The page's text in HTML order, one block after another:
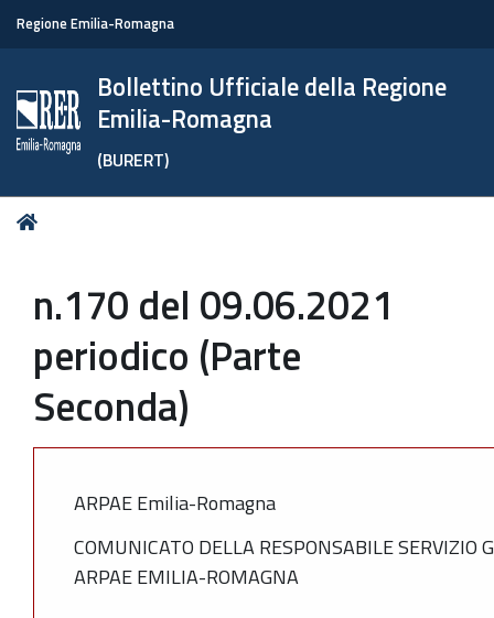
Regione Emilia-Romagna
Bollettino Ufficiale della Regione
Emilia-Romagna
(BURERT)
Tu
n.170 del 09.06.2021
periodico (Parte
Seconda)
ARPAE Emilia-Romagna
COMUNICATO DELLA RESPONSABILE SERVIZIO
ARPAE EMILIA-ROMAGNA